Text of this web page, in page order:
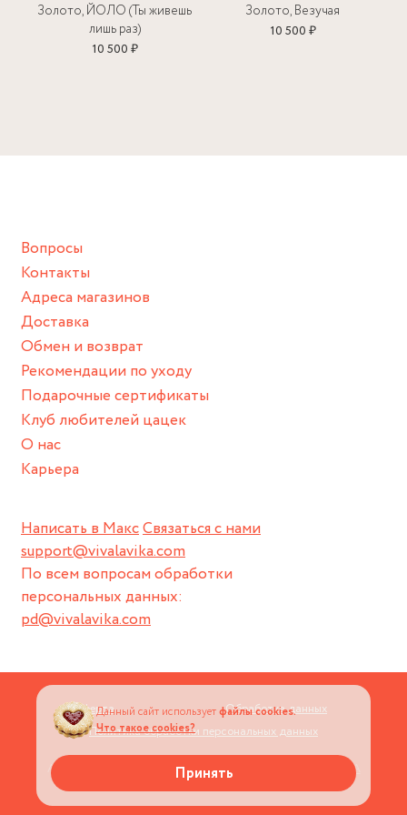
Пожалуйста, используйте эту упаковку для хранения,
пока не носите украшение на себе.
Золото, ЙОЛО (Ты живешь
лишь раз)
10 500 ₽
Золото, Везучая
10 500 ₽
Написать в МаксСвязаться с нами
support@vivalavika.com
По всем вопросам обработки
персональных данных:
pd@vivalavika.com
Вопросы
Контакты
Адреса магазинов
Доставка
Обмен и возврат
Рекомендации по уходу
Подарочные сертификаты
Клуб любителей цацек
О нас
Карьера
Оферта
Обработка данных
Политика обработки персональных данных
Авторские права © 2026Магазин украшений VIVALAVIKA
Данный сайт используетфайлы cookies.
Что такое cookies?
Принять